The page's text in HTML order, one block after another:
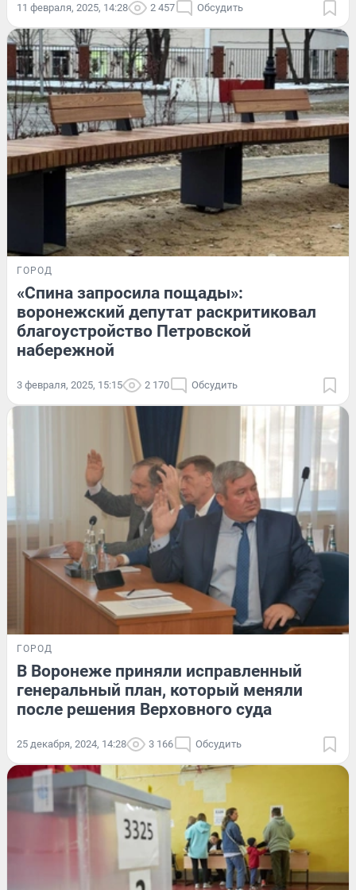
11 февраля, 2025, 14:28 2 457 Обсудить
ГОРОД
«Спина запросила пощады»:
воронежский депутат раскритиковал
благоустройство Петровской
набережной
3 февраля, 2025, 15:15 2 170 Обсудить
ГОРОД
В Воронеже приняли исправленный
генеральный план, который меняли
после решения Верховного суда
25 декабря, 2024, 14:28 3 166 Обсудить